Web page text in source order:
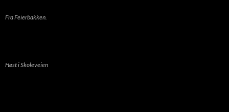
Fra Feierbakken.
Høst i Skoleveien